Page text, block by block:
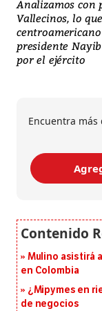
Analizamos con
Vallecinos, lo
presidente
por el ejército
Encuentra
Mulino asistirá
en Colombia
¿Mipymes en
de negocios